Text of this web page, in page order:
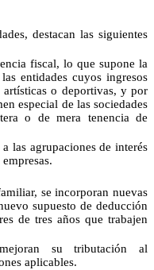
destacan las siguientes
fiscal, lo que supone la
entidades cuyos ingresos
artísticas o deportivas, y por
especial de las sociedades
o de mera tenencia de
las agrupaciones de interés
se incorporan nuevas
supuesto de deducción
de tres años que trabajen
su tributación al
aplicables.